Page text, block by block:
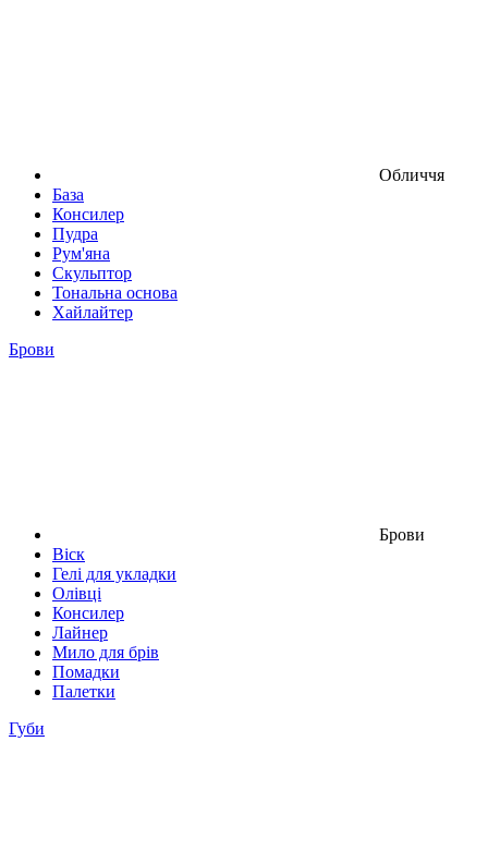
Обличчя
База
Консилер
Пудра
Рум'яна
Скульптор
Тональна основа
Хайлайтер
Брови
Брови
Віск
Гелі для укладки
Олівці
Консилер
Лайнер
Мило для брів
Помадки
Палетки
Губи